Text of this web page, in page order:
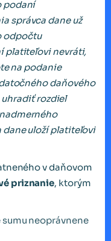
podaní
správca dane už
odpočtu
platiteľovi nevráti,
na podanie
daňového
uhradiť rozdiel
dane uloží platiteľovi
v daňovom
priznanie, ktorým
neoprávnene